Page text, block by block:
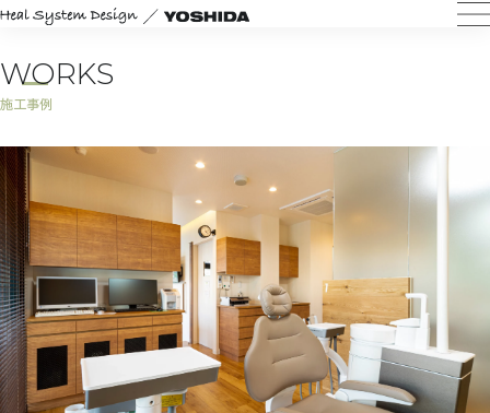
Skip
content
WORKS
施工事例